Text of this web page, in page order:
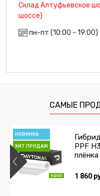
Склад Алтуфьевское
шоссе)
пн-пт (10:00 - 19:00)
САМЫЕ
НОВИНКА
ХИТ ПРОДАЖ
PPF
плёнка
1 860